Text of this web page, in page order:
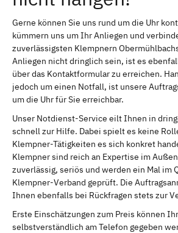
Gerne können Sie uns rund um die Uhr
kümmern uns um Ihr Anliegen und
zuverlässigsten Klempnern
Anliegen nicht dringlich sein, ist es
über das Kontaktformular zu erreichen.
jedoch um einen Notfall, ist unsere
um die Uhr für Sie erreichbar.
Unser Notdienst-Service eilt Ihnen in
schnell zur Hilfe. Dabei spielt es keine
Klempner-Tätigkeiten es sich konkret
Klempner sind reich an Expertise im
zuverlässig, seriös und werden ein Mal im
Klempner-Verband geprüft. Die
Ihnen ebenfalls bei Rückfragen stets zur
Erste Einschätzungen zum Preis können
selbstverständlich am Telefon gegeben